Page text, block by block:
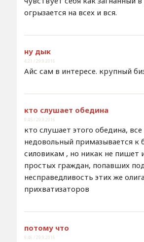
огрызается на всех и вся.
ну дык
4:21 / 29.9.2016
Айс сам в интересе. крупный
кто слушает обедина
9:45 / 29.9.2016
кто слушает этого обедина,
недовольный примазывается к
силовикам , но никак не пишет
простых граждан, попавших
несправедливость этих же
прихватизаторов
потому что
9:46 / 29.9.2016